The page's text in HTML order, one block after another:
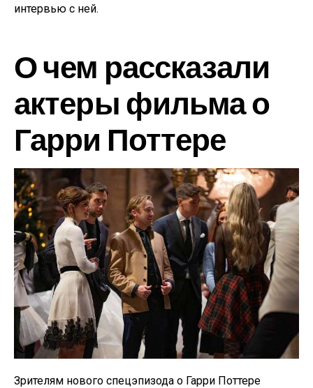
интервью с ней.
О чем рассказали
актеры фильма о
Гарри Поттере
Зрителям нового спецэпизода о Гарри Поттере